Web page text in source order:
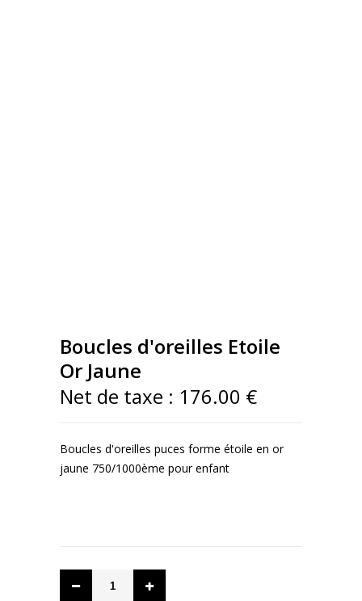
Boucles d'oreilles Etoile
Or Jaune
Net de taxe : 176.00 €
Boucles d'oreilles puces forme étoile en or
jaune 750/1000ème pour enfant